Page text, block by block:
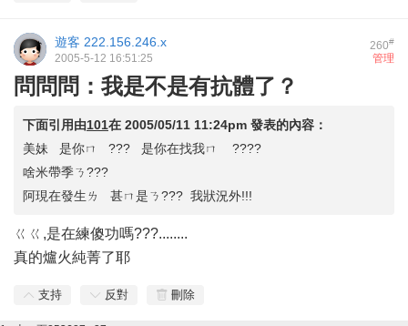
260#
遊客 222.156.246.x
管理
2005-5-12 16:51:25
問問問：我是不是有抗體了？
下面引用由101在 2005/05/11 11:24pm 發表的內容：
美妹 是你ㄇ ??? 是你在找我ㄇ ????
啥米帶季ㄋ???
阿現在發生ㄌ 甚ㄇ是ㄋ??? 我狀況外!!!
ㄍㄍ,是在練傻功嗎???........
真的爐火純菁了耶
支持 反對 刪除